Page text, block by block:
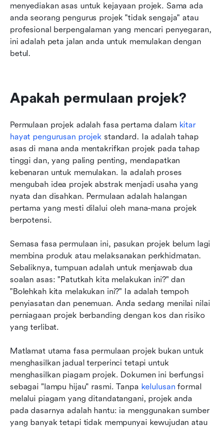
menyediakan asas untuk kejayaan projek. Sama ada
anda seorang pengurus projek "tidak sengaja" atau
profesional berpengalaman yang mencari penyegaran,
ini adalah peta jalan anda untuk memulakan dengan
betul.
Apakah permulaan projek?
Permulaan projek adalah fasa pertama dalam kitar
hayat pengurusan projek standard. Ia adalah tahap
asas di mana anda mentakrifkan projek pada tahap
tinggi dan, yang paling penting, mendapatkan
kebenaran untuk memulakan. Ia adalah proses
mengubah idea projek abstrak menjadi usaha yang
nyata dan disahkan. Permulaan adalah halangan
pertama yang mesti dilalui oleh mana-mana projek
berpotensi.
Semasa fasa permulaan ini, pasukan projek belum lagi
membina produk atau melaksanakan perkhidmatan.
Sebaliknya, tumpuan adalah untuk menjawab dua
soalan asas: "Patutkah kita melakukan ini?" dan
"Bolehkah kita melakukan ini?" Ia adalah tempoh
penyiasatan dan penemuan. Anda sedang menilai nilai
perniagaan projek berbanding dengan kos dan risiko
yang terlibat.
Matlamat utama fasa permulaan projek bukan untuk
menghasilkan jadual terperinci tetapi untuk
menghasilkan piagam projek. Dokumen ini berfungsi
sebagai "lampu hijau" rasmi. Tanpa kelulusan formal
melalui piagam yang ditandatangani, projek anda
pada dasarnya adalah hantu: ia menggunakan sumber
yang banyak tetapi tidak mempunyai kewujudan atau